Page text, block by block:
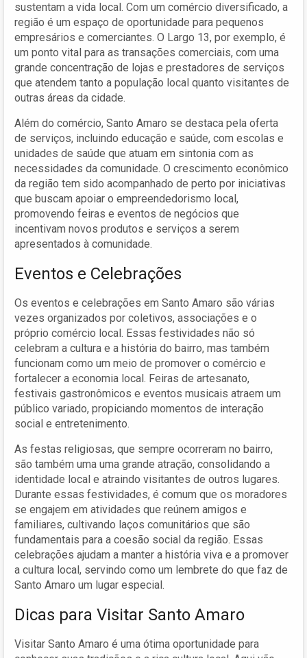
sustentam a vida local. Com um comércio diversificado, a
região é um espaço de oportunidade para pequenos
empresários e comerciantes. O Largo 13, por exemplo, é
um ponto vital para as transações comerciais, com uma
grande concentração de lojas e prestadores de serviços
que atendem tanto a população local quanto visitantes de
outras áreas da cidade.
Além do comércio, Santo Amaro se destaca pela oferta
de serviços, incluindo educação e saúde, com escolas e
unidades de saúde que atuam em sintonia com as
necessidades da comunidade. O crescimento econômico
da região tem sido acompanhado de perto por iniciativas
que buscam apoiar o empreendedorismo local,
promovendo feiras e eventos de negócios que
incentivam novos produtos e serviços a serem
apresentados à comunidade.
Eventos e Celebrações
Os eventos e celebrações em Santo Amaro são várias
vezes organizados por coletivos, associações e o
próprio comércio local. Essas festividades não só
celebram a cultura e a história do bairro, mas também
funcionam como um meio de promover o comércio e
fortalecer a economia local. Feiras de artesanato,
festivais gastronômicos e eventos musicais atraem um
público variado, propiciando momentos de interação
social e entretenimento.
As festas religiosas, que sempre ocorreram no bairro,
são também uma uma grande atração, consolidando a
identidade local e atraindo visitantes de outros lugares.
Durante essas festividades, é comum que os moradores
se engajem em atividades que reúnem amigos e
familiares, cultivando laços comunitários que são
fundamentais para a coesão social da região. Essas
celebrações ajudam a manter a história viva e a promover
a cultura local, servindo como um lembrete do que faz de
Santo Amaro um lugar especial.
Dicas para Visitar Santo Amaro
Visitar Santo Amaro é uma ótima oportunidade para